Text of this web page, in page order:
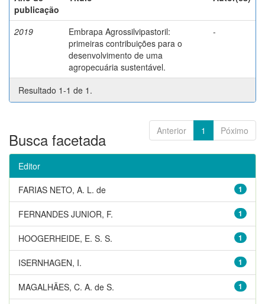
publicação
2019
Embrapa Agrossilvipastoril:
primeiras contribuições para o
desenvolvimento de uma
agropecuária sustentável.
-
Resultado 1-1 de 1.
Anterior 1 Póximo
Busca facetada
Editor
1
FARIAS NETO, A. L. de
1
FERNANDES JUNIOR, F.
1
HOOGERHEIDE, E. S. S.
1
ISERNHAGEN, I.
1
MAGALHÃES, C. A. de S.